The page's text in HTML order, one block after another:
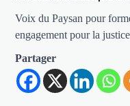
Voix du Paysan pour
engagement pour la
Partager